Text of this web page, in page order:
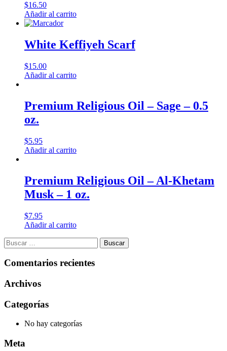
$16.50
Añadir al carrito
White Keffiyeh Scarf
$15.00
Añadir al carrito
Premium Religious Oil – Sage – 0.5
oz.
$5.95
Añadir al carrito
Premium Religious Oil – Al-Khetam
Musk – 1 oz.
$7.95
Añadir al carrito
Buscar:
Comentarios recientes
Archivos
Categorías
No hay categorías
Meta